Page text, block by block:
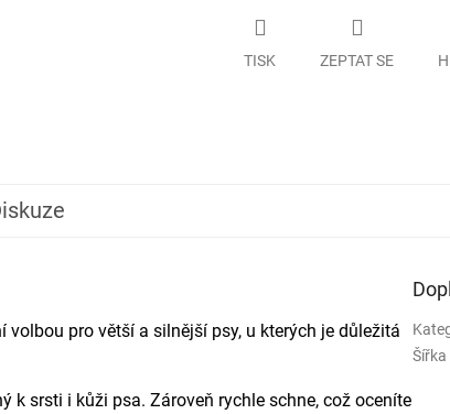
TISK ZEPTAT SE
volbou pro větší a silnější psy, u kterých je důležitá
k srsti i kůži psa. Zároveň rychle schne, což oceníte